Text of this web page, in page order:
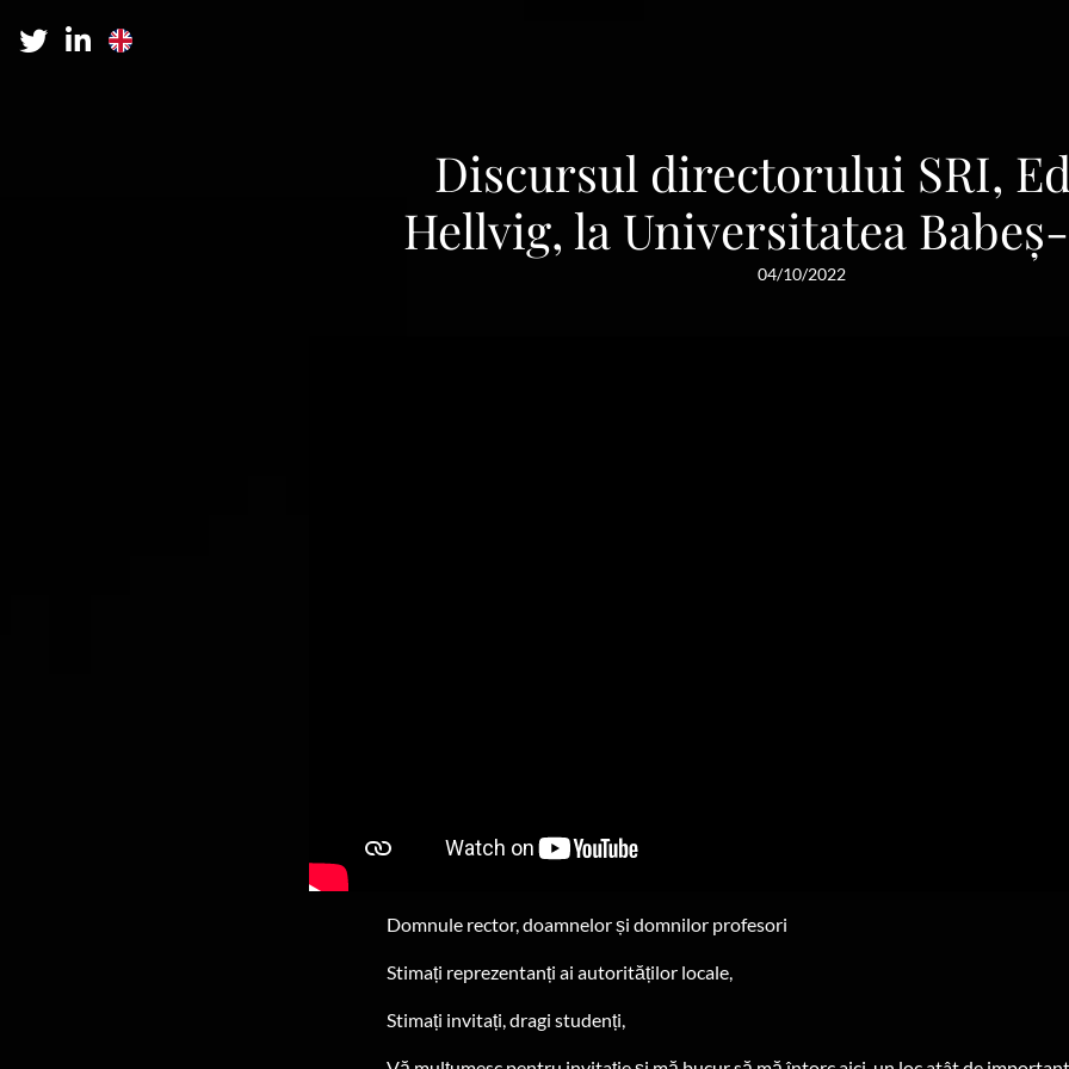
Discursul directorului SRI,
Hellvig, la Universitatea
04/10/2022
Domnule rector, doamnelor și domnilor profesori
Stimați reprezentanți ai autorităților locale,
Stimați invitați, dragi studenți,